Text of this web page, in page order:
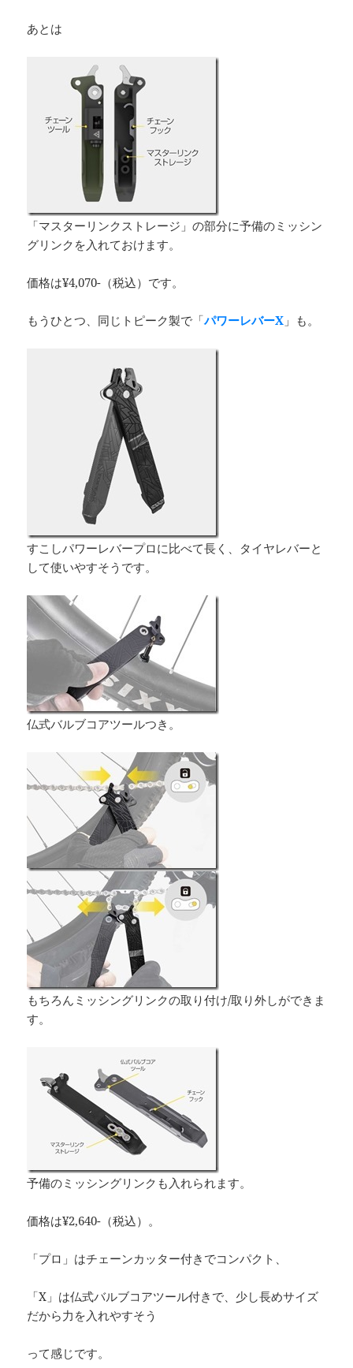
あとは
「マスターリンクストレージ」の部分に予備のミッシン
グリンクを入れておけます。
価格は¥4,070-（税込）です。
もうひとつ、同じトピーク製で「パワーレバーX 」も。
すこしパワーレバープロに比べて長く、タイヤレバーと
して使いやすそうです。
仏式バルブコアツールつき。
もちろんミッシングリンクの取り付け/取り外しができま
す。
予備のミッシングリンクも入れられます。
価格は¥2,640-（税込）。
「プロ」はチェーンカッター付きでコンパクト、
「X」は仏式バルブコアツール付きで、少し長めサイズ
だから力を入れやすそう
って感じです。